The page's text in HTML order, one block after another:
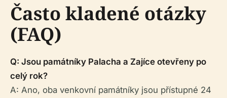
Často kladené otázky
(FAQ)
Q: Jsou památníky Palacha a Zajíce otevřeny po
celý rok?
A: Ano, oba venkovní památníky jsou přístupné 24